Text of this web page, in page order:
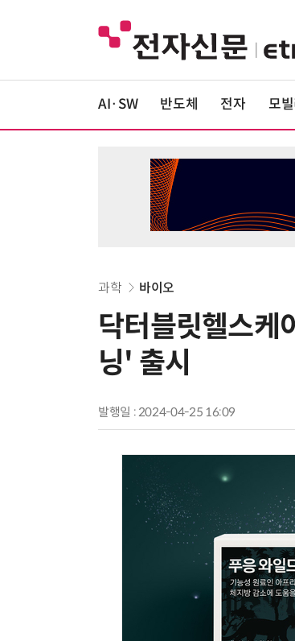
AI·SW 반도체 전자 모빌
과학 바이오
닥터블릿헬스케
닝' 출시
발행일 : 2024-04-25 16:09